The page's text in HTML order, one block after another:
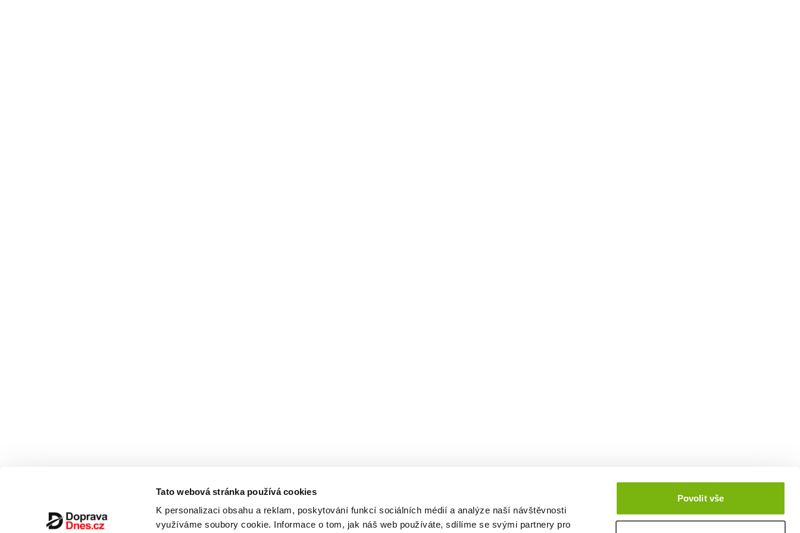
Tato webová stránka používá cookies
K personalizaci obsahu a reklam, poskytování funkcí sociálních médií a analýze naší návštěvnosti
využíváme soubory cookie. Informace o tom, jak náš web používáte, sdílíme se svými partnery pro
Povolit vše